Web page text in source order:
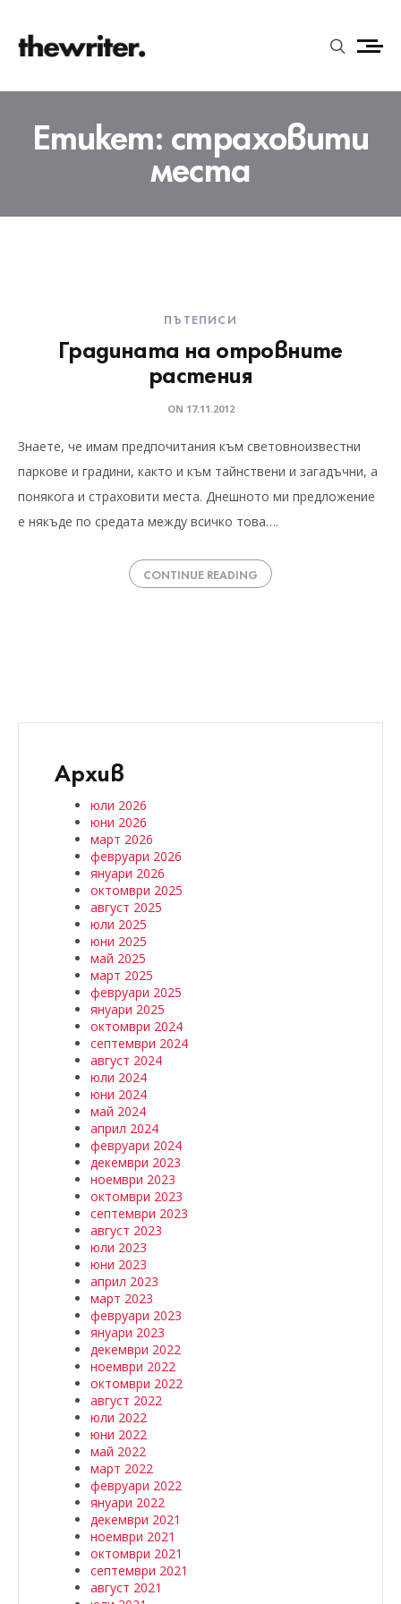
Етикет:страховити
места
ПЪТЕПИСИ
Градината на отровните
растения
ON 17.11.2012
Знаете, че имам предпочитания към световноизвестни
паркове и градини, както и към тайнствени и загадъчни, а
понякога и страховити места. Днешното ми предложение
е някъде по средата между всичко това….
CONTINUE READING
Архив
юли 2026
юни 2026
март 2026
февруари 2026
януари 2026
октомври 2025
август 2025
юли 2025
юни 2025
май 2025
март 2025
февруари 2025
януари 2025
октомври 2024
септември 2024
август 2024
юли 2024
юни 2024
май 2024
април 2024
февруари 2024
декември 2023
ноември 2023
октомври 2023
септември 2023
август 2023
юли 2023
юни 2023
април 2023
март 2023
февруари 2023
януари 2023
декември 2022
ноември 2022
октомври 2022
август 2022
юли 2022
юни 2022
май 2022
март 2022
февруари 2022
януари 2022
декември 2021
ноември 2021
октомври 2021
септември 2021
август 2021